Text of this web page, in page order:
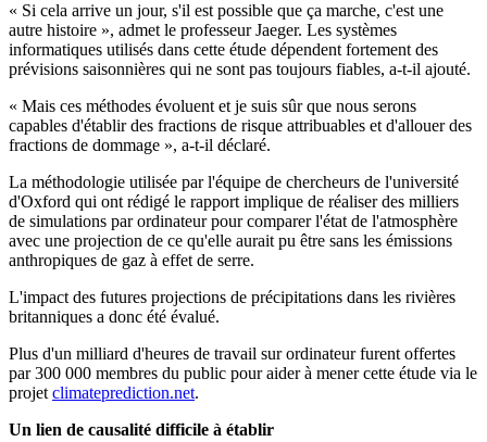
« Si cela arrive un jour, s'il est possible que ça marche, c'est une
autre histoire », admet le professeur Jaeger. Les systèmes
informatiques utilisés dans cette étude dépendent fortement des
prévisions saisonnières qui ne sont pas toujours fiables, a-t-il ajouté.
« Mais ces méthodes évoluent et je suis sûr que nous serons
capables d'établir des fractions de risque attribuables et d'allouer des
fractions de dommage », a-t-il déclaré.
La méthodologie utilisée par l'équipe de chercheurs de l'université
d'Oxford qui ont rédigé le rapport implique de réaliser des milliers
de simulations par ordinateur pour comparer l'état de l'atmosphère
avec une projection de ce qu'elle aurait pu être sans les émissions
anthropiques de gaz à effet de serre.
L'impact des futures projections de précipitations dans les rivières
britanniques a donc été évalué.
Plus d'un milliard d'heures de travail sur ordinateur furent offertes
par 300 000 membres du public pour aider à mener cette étude via le
projet climateprediction.net.
Un lien de causalité difficile à établir